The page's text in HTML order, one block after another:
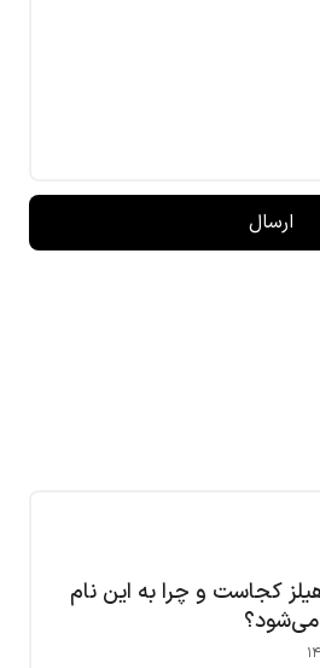
کجاست و چرا به این نام
می‌شود؟